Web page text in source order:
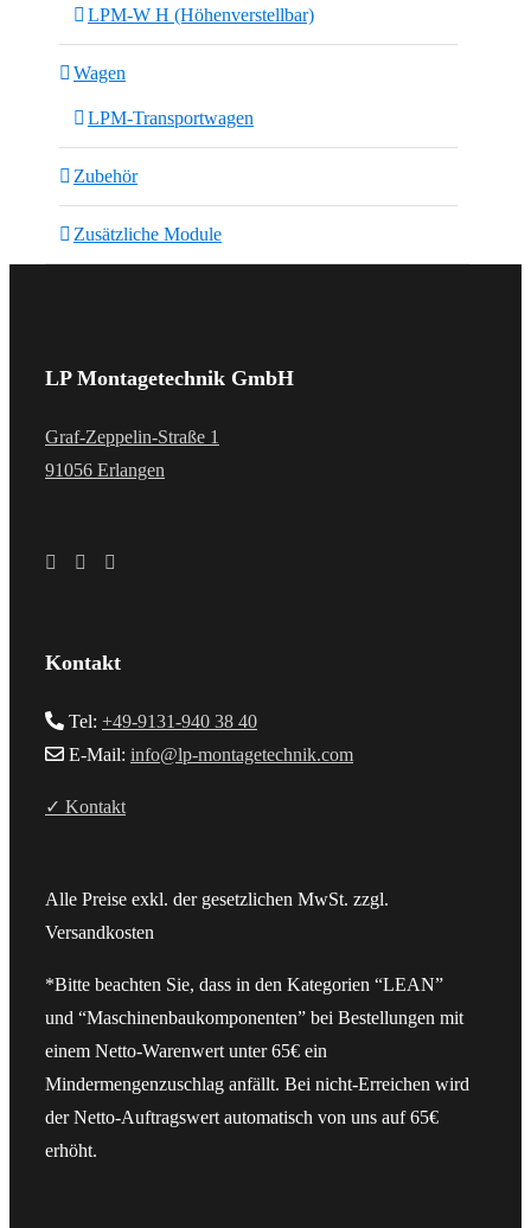
LPM-W H (Höhenverstellbar)
Wagen
LPM-Transportwagen
Zubehör
Zusätzliche Module
LP Montagetechnik GmbH
Graf-Zeppelin-Straße 1
91056 Erlangen
Kontakt
Tel: +49-9131-940 38 40
E-Mail: info@lp-montagetechnik.com
✓ Kontakt
Alle Preise exkl. der gesetzlichen MwSt. zzgl.
Versandkosten
*Bitte beachten Sie, dass in den Kategorien “LEAN”
und “Maschinenbaukomponenten” bei Bestellungen mit
einem Netto-Warenwert unter 65€ ein
Mindermengenzuschlag anfällt. Bei nicht-Erreichen wird
der Netto-Auftragswert automatisch von uns auf 65€
erhöht.